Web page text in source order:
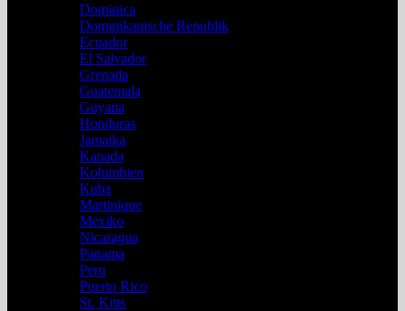
Dominica
Dominikanische Republik
Ecuador
El Salvador
Grenada
Guatemala
Guyana
Honduras
Jamaika
Kanada
Kolumbien
Kuba
Martinique
Mexiko
Nicaragua
Panama
Peru
Puerto Rico
St. Kitts